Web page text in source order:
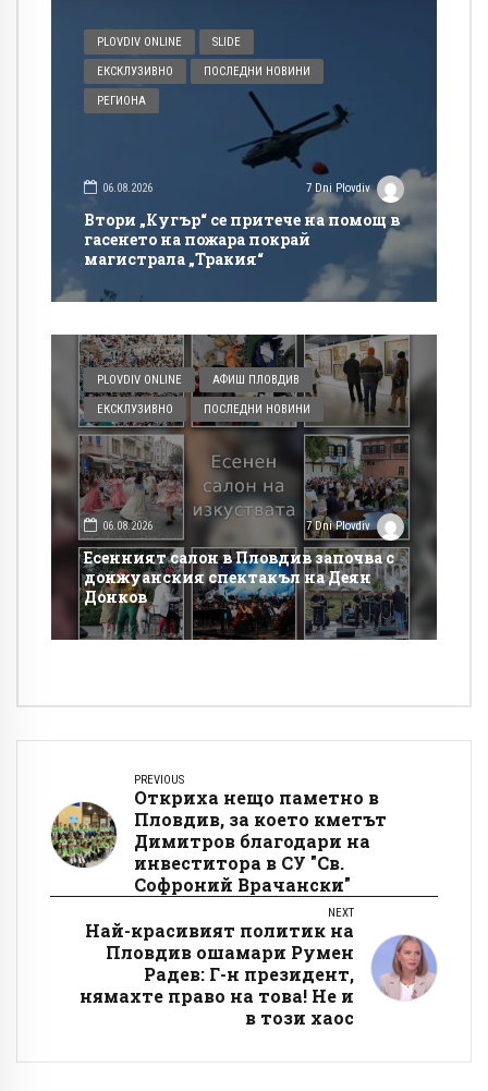
PLOVDIV ONLINE SLIDE
ЕКСКЛУЗИВНО ПОСЛЕДНИ НОВИНИ
РЕГИОНА
06.08.2026 7 Dni Plovdiv
Втори „Кугър“ се притече на помощ в
гасенето на пожара покрай
магистрала „Тракия“
PLOVDIV ONLINE АФИШ ПЛОВДИВ
ЕКСКЛУЗИВНО ПОСЛЕДНИ НОВИНИ
06.08.2026 7 Dni Plovdiv
Есенният салон в Пловдив започва с
донжуанския спектакъл на Деян
Донков
PREVIOUS
Откриха нещо паметно в
Пловдив, за което кметът
Димитров благодари на
инвеститора в СУ "Св.
Софроний Врачански"
NEXT
Най-красивият политик на
Пловдив ошамари Румен
Радев: Г-н президент,
нямахте право на това! Не и
в този хаос